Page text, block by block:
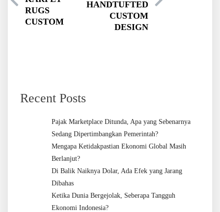
RUGS
CUSTOM
HANDTUFTED
CUSTOM
DESIGN
Recent Posts
Pajak Marketplace Ditunda, Apa yang Sebenarnya
Sedang Dipertimbangkan Pemerintah?
Mengapa Ketidakpastian Ekonomi Global Masih
Berlanjut?
Di Balik Naiknya Dolar, Ada Efek yang Jarang
Dibahas
Ketika Dunia Bergejolak, Seberapa Tangguh
Ekonomi Indonesia?